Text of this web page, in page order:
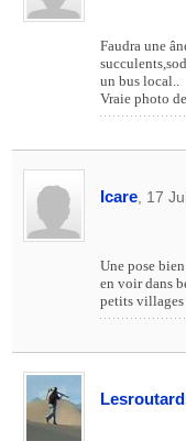
Faudra une
un bus local..
Vraie photo
Icare , 17
Une pose
en voir dans
petits villages